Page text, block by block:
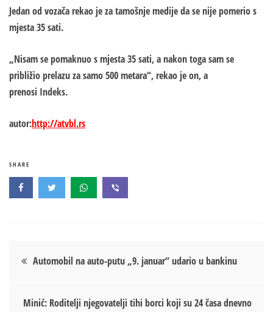
Jedan od vozača rekao je za tamošnje medije da se nije pomerio s
mjesta 35 sati.
„Nisam se pomaknuo s mjesta 35 sati, a nakon toga sam se
približio prelazu za samo 500 metara“, rekao je on, a
prenosi Indeks.
autor:http://atvbl.rs
SHARE
Кретање
Automobil na auto-putu „9. januar“ udario u bankinu
Minić: Roditelji njegovatelji tihi borci koji su 24 časa dnevno